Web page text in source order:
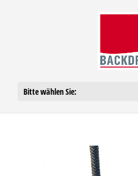
Bitte wählen Sie: